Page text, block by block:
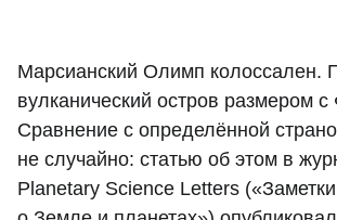
Марсианский Олимп колоссален.
вулканический остров размером
Сравнение с определённой
не случайно: статью об этом в
Planetary Science Letters («Заметки